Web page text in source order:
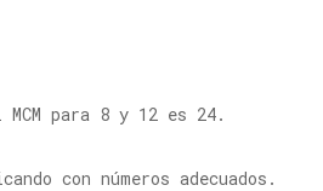
para 8 y 12 es 24.
con números adecuados.